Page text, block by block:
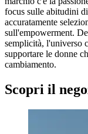
focus sulle abitudini
accuratamente
sull'empowerment.
semplicità, l'universo
supportare le donne
cambiamento.
Scopri il